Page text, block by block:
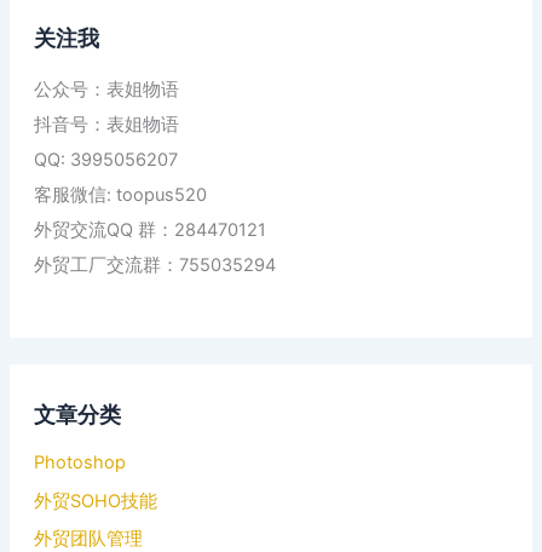
关注我
公众号：表姐物语
抖音号：表姐物语
QQ: 3995056207
客服微信: toopus520
外贸交流QQ 群：284470121
外贸工厂交流群：755035294
文章分类
Photoshop
外贸SOHO技能
外贸团队管理